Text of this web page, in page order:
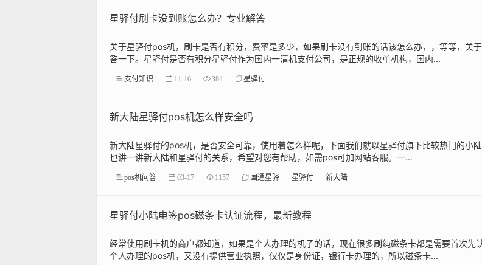
星驿付刷卡没到账怎么办？专业解答
关于星驿付pos机，刷卡是否有积分，费率是多少，如果刷卡没有到账的话该怎么办，，等等，关
答一下。星驿付是否有积分星驿付作为国内一清机支付公司，是正规的收单机构，国内...
支付知识 11-16 384 星驿付
新大陆星驿付pos机怎么样安全吗
新大陆星驿付的pos机，是否安全可靠，使用着怎么样呢，下面我们就以星驿付旗下比较热门的小
也讲一讲新大陆和星驿付的关系，希望对您有帮助，如需pos可加网站客服。一...
pos机问答 03-17 1157 国通星驿 星驿付 新大陆
星驿付小陆电签pos磁条卡认证流程，最新教程
经常使用刷卡机的商户都知道，如果是个人办理的机子的话，现在很多刷纯磁条卡都是需要首次先
个人办理的pos机，又没有提供营业执照，仅仅是身份证，银行卡办理的，所以磁条卡...